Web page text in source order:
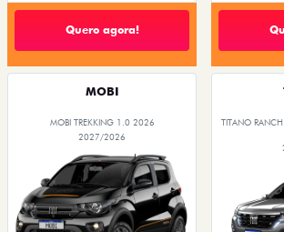
Quero agora!
MOBI
MOBI TREKKING 1.0 2026
2027/2026
TITANO RANCH